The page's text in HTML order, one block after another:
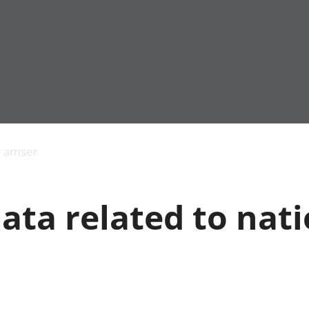
Llwodraeth, y sector
cyhoeddus a threthi
Addysg a gofal
Etholiadau
amser
related to